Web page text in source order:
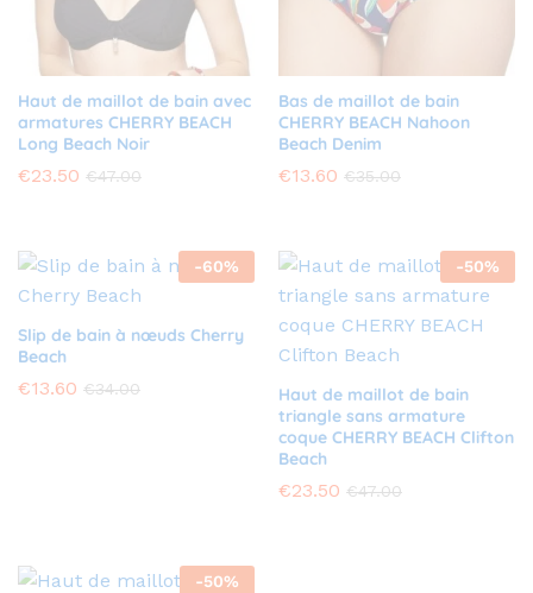
Haut de maillot de bain avec
armatures CHERRY BEACH
Long Beach Noir
€23.50 €47.00
Bas de maillot de bain
CHERRY BEACH Nahoon
Beach Denim
€13.60 €35.00
-60%
Slip de bain à nœuds Cherry
Beach
€13.60 €34.00
-50%
Haut de maillot de bain
triangle sans armature
coque CHERRY BEACH Clifton
Beach
€23.50 €47.00
-50%